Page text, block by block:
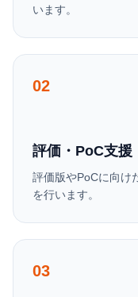
います。
02
評価・PoC支援
評価版やPoCに向け
を行います。
03